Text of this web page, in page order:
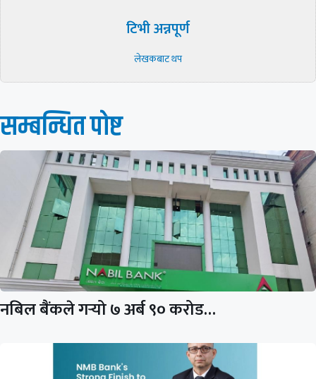
टिभी अन्नपूर्ण
लेखकबाट थप
सम्बन्धित पाेष्ट
नबिल बैंकले गर्‍यो ७ अर्ब ९० करोड…